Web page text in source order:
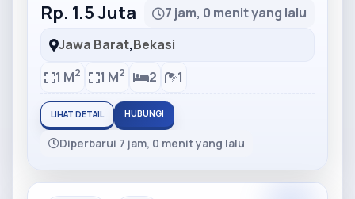
Rp. 1.5 Juta
7 jam, 0 menit yang lalu
Jawa Barat,Bekasi
1 M2 1 M2 2 1
LIHAT DETAIL HUBUNGI
Diperbarui 7 jam, 0 menit yang lalu